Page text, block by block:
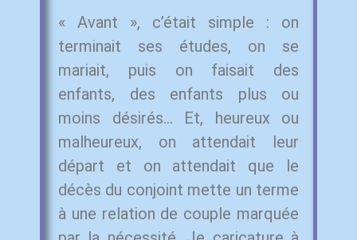
« Avant », c’était simple : on
terminait ses études, on se
mariait, puis on faisait des
enfants, des enfants plus ou
moins désirés… Et, heureux ou
malheureux, on attendait leur
départ et on attendait que le
décès du conjoint mette un terme
à une relation de couple marquée